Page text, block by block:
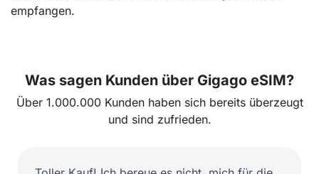
empfangen.
Was sagen Kunden über Gigago eSIM?
Über 1.000.000 Kunden haben sich bereits überzeugt
und sind zufrieden.